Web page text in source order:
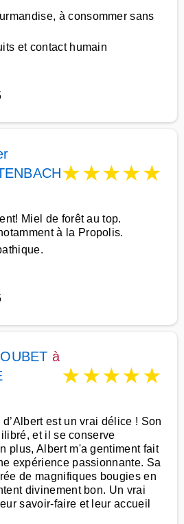
à consommer sans
et contact humain
★★★★★
Miel de forêt au top.
à la Propolis.
à
★★★★★
est un vrai délice ! Son
et il se conserve
plus, Albert m'a gentiment fait
expérience passionnante. Sa
de magnifiques bougies en
divinement bon. Un vrai
savoir-faire et leur accueil